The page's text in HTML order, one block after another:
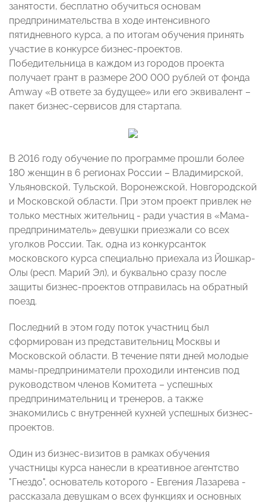
занятости, бесплатно обучиться основам
предпринимательства в ходе интенсивного
пятидневного курса, а по итогам обучения принять
участие в конкурсе бизнес-проектов.
Победительница в каждом из городов проекта
получает грант в размере 200 000 рублей от фонда
Amway «В ответе за будущее» или его эквивалент –
пакет бизнес-сервисов для стартапа.
В 2016 году обучение по программе прошли более
180 женщин в 6 регионах России – Владимирской,
Ульяновской, Тульской, Воронежской, Новгородской
и Московской области. При этом проект привлек не
только местных жительниц - ради участия в «Мама-
предприниматель» девушки приезжали со всех
уголков России. Так, одна из конкурсанток
московского курса специально приехала из Йошкар-
Олы (респ. Марий Эл), и буквально сразу после
защиты бизнес-проектов отправилась на обратный
поезд.
Последний в этом году поток участниц был
сформирован из представительниц Москвы и
Московской области. В течение пяти дней молодые
мамы-предприниматели проходили интенсив под
руководством членов Комитета – успешных
предпринимательниц и тренеров, а также
знакомились с внутренней кухней успешных бизнес-
проектов.
Один из бизнес-визитов в рамках обучения
участницы курса нанесли в креативное агентство
"Гнездо", основатель которого - Евгения Лазарева -
рассказала девушкам о всех функциях и основных